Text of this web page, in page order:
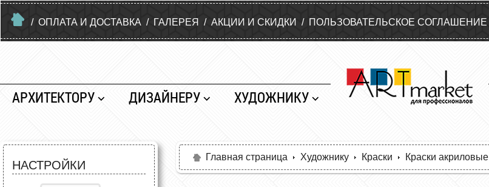
/ ОПЛАТА И ДОСТАВКА / ГАЛЕРЕЯ / АКЦИИ И СКИДКИ / ПОЛЬЗОВАТЕЛЬСКОЕ СОГЛАШЕНИЕ
АРХИТЕКТОРУ ДИЗАЙНЕРУ ХУДОЖНИКУ
НАСТРОЙКИ
Главная страница Художнику Краски Краски акриловые